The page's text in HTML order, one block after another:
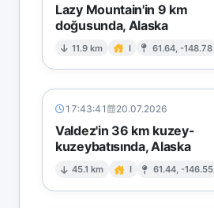
Lazy Mountain'in 9 km
doğusunda, Alaska
11.9 km I 61.64, -148.78
17:43:41 20.07.2026
Valdez'in 36 km kuzey-
kuzeybatısında, Alaska
45.1 km I 61.44, -146.55